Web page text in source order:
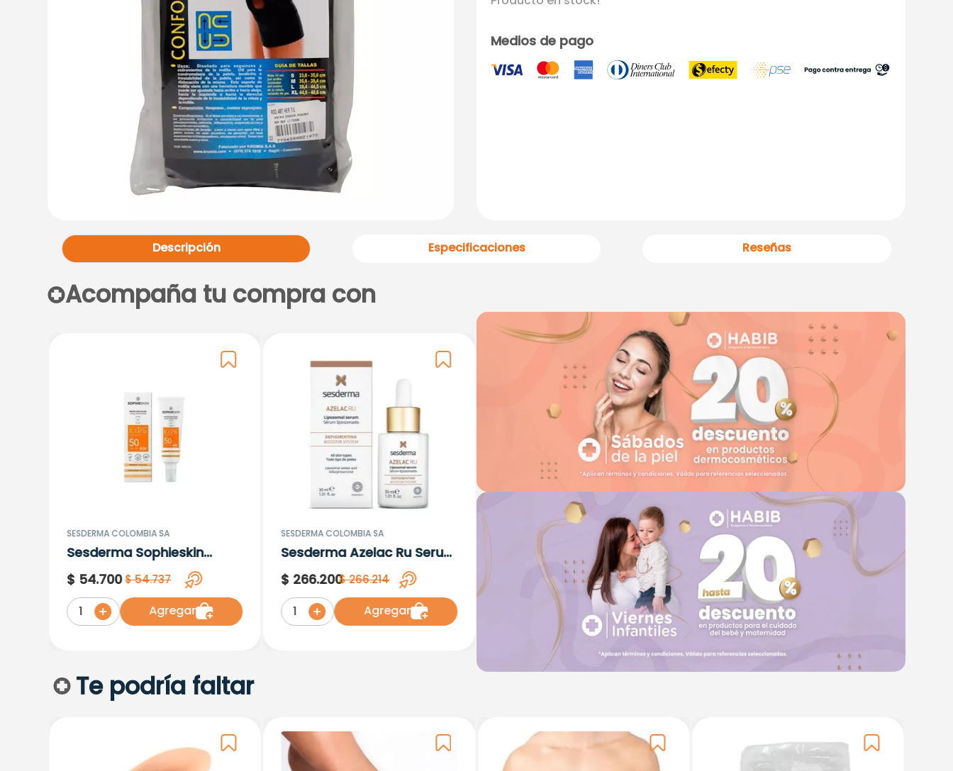
Medios de pago
Descripción Especificaciones Reseñas
Acompaña tu compra con
SESDERMA COLOMBIA SA
Sesderma Sophieskin
Proteccion Facial Kids
Hypoallergenic Spf 500
Moisturising
$ 54.700$54.737
1 Agregar
SESDERMA COLOMBIA SA
Sesderma Azelac Ru Serum
Liposomal x 30ml
$ 266.200$266.214
1 Agregar
Te podría faltar